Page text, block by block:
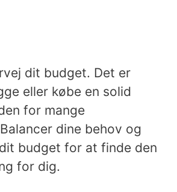
dit budget. Det er
eller købe en solid
for mange
dine behov og
budget for at finde den
for dig.